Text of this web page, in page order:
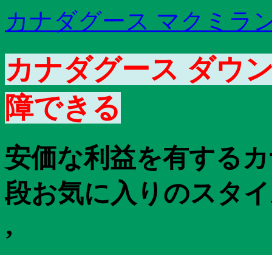
カナダグース マクミラ
カナダグース ダウ
障できる
安価な利益を有する
段お気に入りのスタ
‚